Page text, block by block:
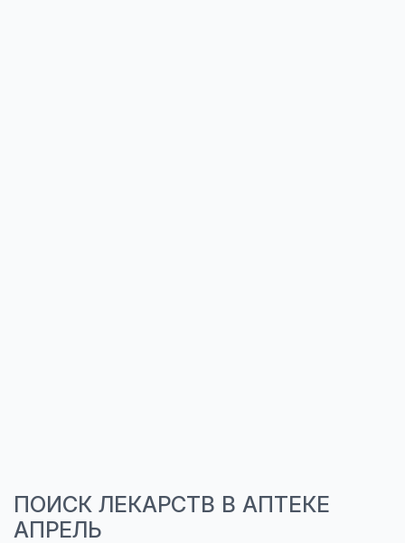
ПОИСК ЛЕКАРСТВ В АПТЕКЕ
АПРЕЛЬ